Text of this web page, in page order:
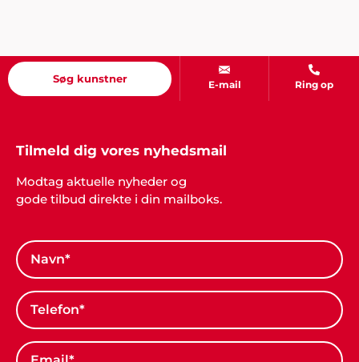
Søg kunstner E-mail Ring op
Tilmeld dig vores nyhedsmail
Modtag aktuelle nyheder og
gode tilbud direkte i din mailboks.